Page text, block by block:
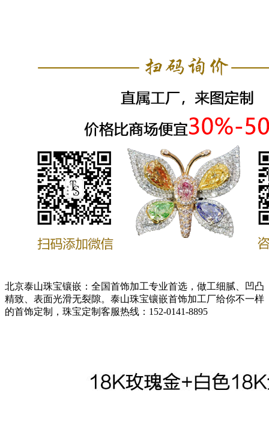
北京泰山珠宝镶嵌：全国首饰加工专业首选，做工细腻、凹凸
精致、表面光滑无裂隙。泰山珠宝镶嵌首饰加工厂给你不一样
的首饰定制，珠宝定制客服热线：152-0141-8895